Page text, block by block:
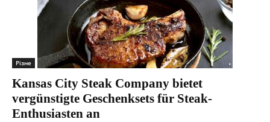
Різне
Kansas City Steak Company bietet
vergünstigte Geschenksets für Steak-
Enthusiasten an